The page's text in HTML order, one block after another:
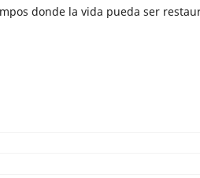
donde la vida pueda ser